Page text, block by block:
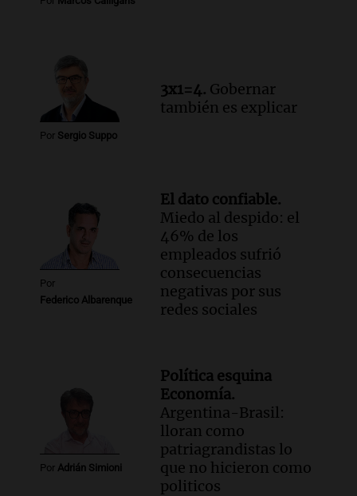
Audio.Críticas a autoridades por cierre
Panorama Federal
Episodios
Por Sergio Suppo
3x1=4. Gobernar
también es explicar
Por
Federico Albarenque
El dato confiable.
Miedo al despido: el
46% de los
empleados sufrió
consecuencias
negativas por sus
redes sociales
Por Adrián Simioni
Política esquina
Economía.
Argentina-Brasil:
lloran como
patriagrandistas lo
que no hicieron como
politicos